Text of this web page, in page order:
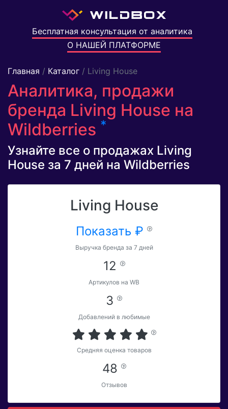
Бесплатная консультация от аналитика
О НАШЕЙ ПЛАТФОРМЕ
Главная / Каталог / Living House
Аналитика, продажи
бренда Living House на
Wildberries *
Узнайте все о продажах Living
House за 7 дней на Wildberries
Living House
Показать ₽
Выручка бренда за 7 дней
12
Артикулов на WB
3
Добавлений в любимые
Средняя оценка товаров
48
Отзывов